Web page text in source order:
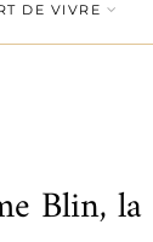
DE VIVRE
Blin, la